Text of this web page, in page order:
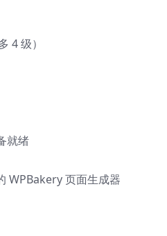
4 级）
就绪
WPBakery 页面生成器